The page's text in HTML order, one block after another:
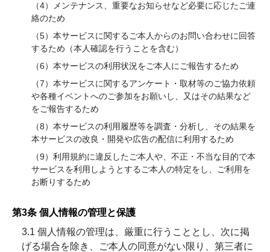
（4）メンテナンス、重要なお知らせなど必要に応じたご連
絡のため
（5）本サービスに関するご本人からのお問い合わせに回答
するため（本人確認を行うことを含む）
（6）本サービスの利用状況をご本人にご報告するため
（7）本サービスに関するアンケート・取材等のご協力依頼
や各種イベントへのご参加をお願いし、又はその結果など
をご報告するため
（8）本サービスの利用履歴等を調査・分析し、その結果を
本サービスの改良・開発や広告の配信に利用するため
（9）利用規約に違反したご本人や、不正・不当な目的で本
サービスを利用しようとするご本人の特定をし、ご利用を
お断りするため
第3条 個人情報の管理と保護
3.1 個人情報の管理は、厳重に行うこととし、次に掲
げる場合を除き、ご本人の同意がない限り、第三者に